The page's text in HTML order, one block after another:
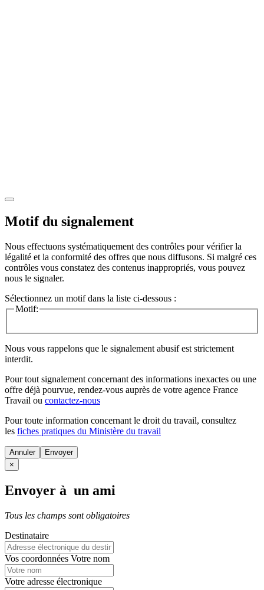
Motif du signalement
Nous effectuons systématiquement des contrôles pour vérifier la
légalité et la conformité des offres que nous diffusons. Si malgré ces
contrôles vous constatez des contenus inappropriés, vous pouvez
nous le signaler.
Sélectionnez un motif dans la liste ci-dessous :
Motif:
Nous vous rappelons que le signalement abusif est strictement
interdit.
Pour tout signalement concernant des informations inexactes ou une
offre déjà pourvue, rendez-vous auprès de votre agence France
Travail ou contactez-nous
Pour toute information concernant le droit du travail, consultez
les fiches pratiques du Ministère du travail
Annuler
×
Envoyer à un ami
Tous les champs sont obligatoires
Destinataire
Vos coordonnées Votre nom
Votre adresse électronique